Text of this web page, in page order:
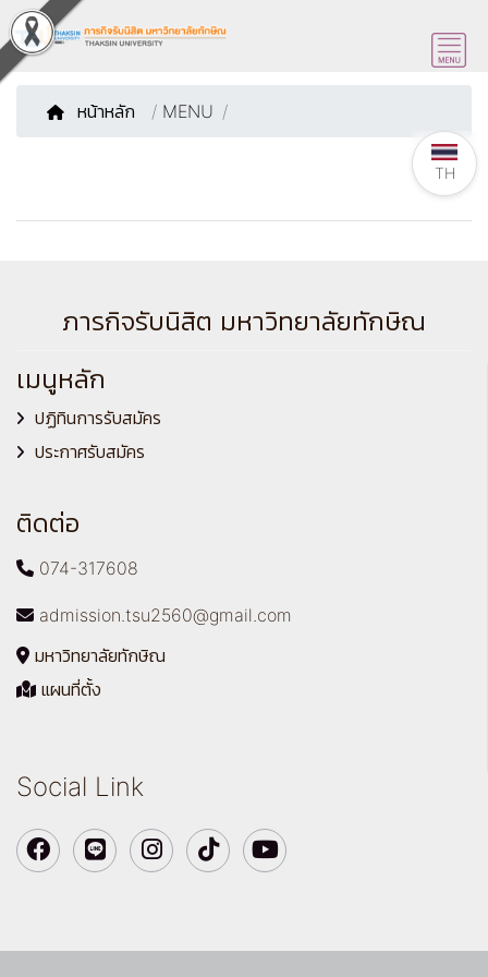
หน้าหลัก / MENU
ภารกิจรับนิสิต มหาวิทยาลัยทักษิณ
เมนูหลัก
ปฏิทินการรับสมัคร
ประกาศรับสมัคร
ติดต่อ
074-317608
admission.tsu2560@gmail.com
มหาวิทยาลัยทักษิณ
แผนที่ตั้ง
Social Link
TH